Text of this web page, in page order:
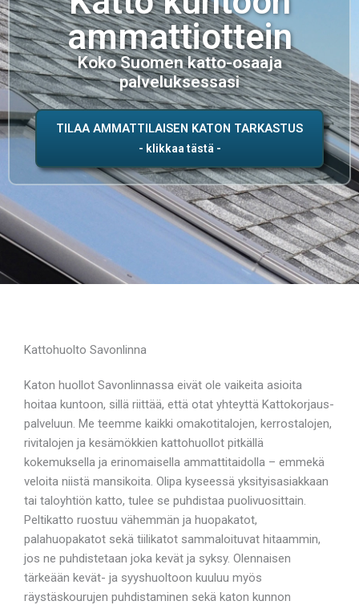
ammattiottein
Koko Suomen katto-osaaja
palveluksessasi
TILAA AMMATTILAISEN KATON TARKASTUS
Kattohuolto Savonlinna
Katon huollot Savonlinnassa eivät ole vaikeita asioita
hoitaa kuntoon, sillä riittää, että otat yhteyttä Kattokorjaus-
palveluun. Me teemme kaikki omakotitalojen, kerrostalojen,
rivitalojen ja kesämökkien kattohuollot pitkällä
kokemuksella ja erinomaisella ammattitaidolla – emmekä
veloita niistä mansikoita. Olipa kyseessä yksityisasiakkaan
tai taloyhtiön katto, tulee se puhdistaa puolivuosittain.
Peltikatto ruostuu vähemmän ja huopakatot,
palahuopakatot sekä tiilikatot sammaloituvat hitaammin,
jos ne puhdistetaan joka kevät ja syksy. Olennaisen
tärkeään kevät- ja syyshuoltoon kuuluu myös
räystäskourujen puhdistaminen sekä katon kunnon